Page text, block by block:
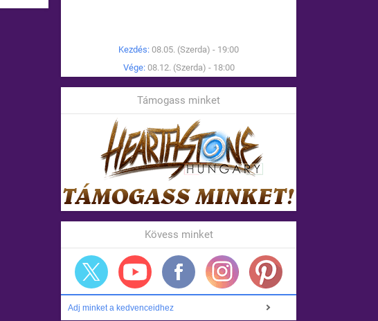
Kezdés: 08.05. (Szerda) - 19:00
Vége: 08.12. (Szerda) - 18:00
Támogass minket
Kövess minket
Adj minket a kedvenceidhez